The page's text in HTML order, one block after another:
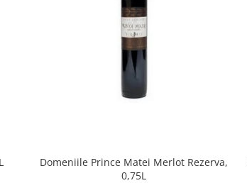
Domeniile Prince Matei Merlot Rezerva,
0,75L